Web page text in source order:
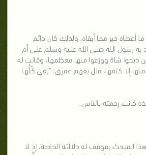
أعطاه خير مما أبقاه، ولذلك كان دائم
به رسول الله صلى الله عليه وسلم على أم
ذبحوا شاة ووزعوا منها معظمها، وقالت له
إلا كتفها، قال بفهم عميق: "بَقِيَ كُلُّهَا
كانت رحمته بالناس..
المبحث بموقف له دلالته الخاصة، إذ لا